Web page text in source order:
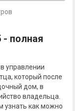
- полная
управлении
который после
дом, в
владельца.
узнать как можно